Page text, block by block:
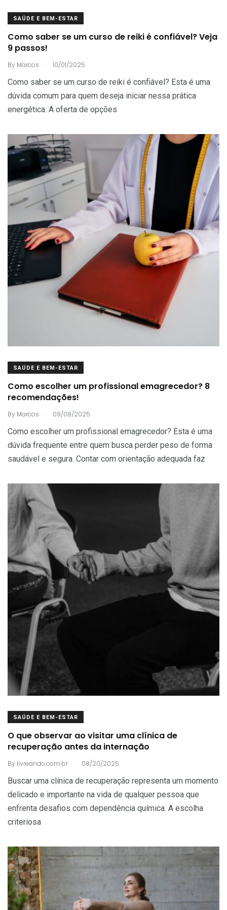
SAÚDE E BEM-ESTAR
Como saber se um curso de reiki é confiável? Veja
9 passos!
By Marcos . 10/01/2025
Como saber se um curso de reiki é confiável? Esta é uma
dúvida comum para quem deseja iniciar nessa prática
energética. A oferta de opções
SAÚDE E BEM-ESTAR
Como escolher um profissional emagrecedor? 8
recomendações!
By Marcos . 09/08/2025
Como escolher um profissional emagrecedor? Esta é uma
dúvida frequente entre quem busca perder peso de forma
saudável e segura. Contar com orientação adequada faz
SAÚDE E BEM-ESTAR
O que observar ao visitar uma clínica de
recuperação antes da internação
By livreando.com.br . 08/20/2025
Buscar uma clínica de recuperação representa um momento
delicado e importante na vida de qualquer pessoa que
enfrenta desafios com dependência química. A escolha
criteriosa